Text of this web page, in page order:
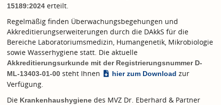
15189:2024 erteilt.
Regelmäßig finden Überwachungsbegehungen und
Akkreditierungserweiterungen durch die DAkkS für die
Bereiche Laboratoriumsmedizin, Humangenetik, Mikrobiologie
sowie Wasserhygiene statt. Die aktuelle
Akkreditierungsurkunde mit der Registrierungsnummer D-
ML-13403-01-00 steht Ihnen hier zum Download zur
Verfügung.
Die Krankenhaushygiene des MVZ Dr. Eberhard & Partner